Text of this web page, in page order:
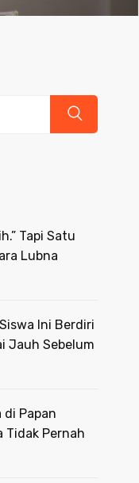
Tapi Satu
Lubna
Ini Berdiri
Jauh Sebelum
di Papan
Tidak Pernah